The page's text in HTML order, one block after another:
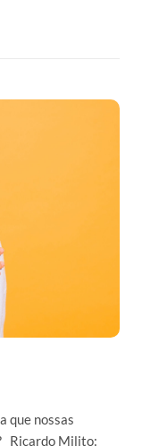
que nossas
Ricardo Milito: